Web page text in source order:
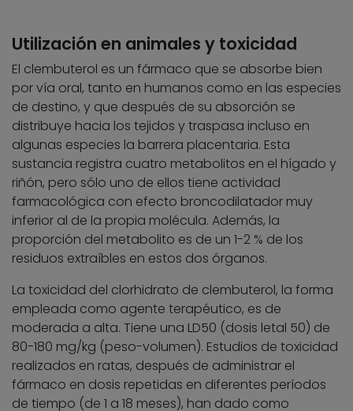
Utilización en animales y toxicidad
El clembuterol es un fármaco que se absorbe bien
por vía oral, tanto en humanos como en las especies
de destino, y que después de su absorción se
distribuye hacia los tejidos y traspasa incluso en
algunas especies la barrera placentaria. Esta
sustancia registra cuatro metabolitos en el hígado y
riñón, pero sólo uno de ellos tiene actividad
farmacológica con efecto broncodilatador muy
inferior al de la propia molécula. Además, la
proporción del metabolito es de un 1-2 % de los
residuos extraíbles en estos dos órganos.
La toxicidad del clorhidrato de clembuterol, la forma
empleada como agente terapéutico, es de
moderada a alta. Tiene una LD50 (dosis letal 50) de
80-180 mg/kg (peso-volumen). Estudios de toxicidad
realizados en ratas, después de administrar el
fármaco en dosis repetidas en diferentes períodos
de tiempo (de 1 a 18 meses), han dado como